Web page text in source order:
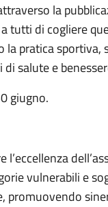
la
tutti di cogliere
la pratica
salute e
giugno.
vulnerabili e
promuovendo